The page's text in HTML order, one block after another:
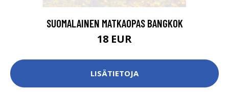
SUOMALAINEN MATKAOPAS BANGKOK
18 EUR
LISÄTIETOJA